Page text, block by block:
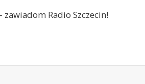
Radio Szczecin!